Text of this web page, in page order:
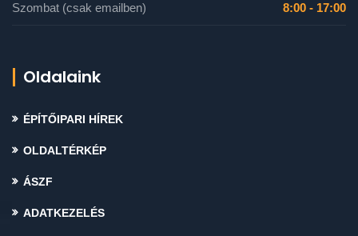
Szombat (csak emailben) 8:00 - 17:00
Oldalaink
ÉPÍTŐIPARI HÍREK
OLDALTÉRKÉP
ÁSZF
ADATKEZELÉS